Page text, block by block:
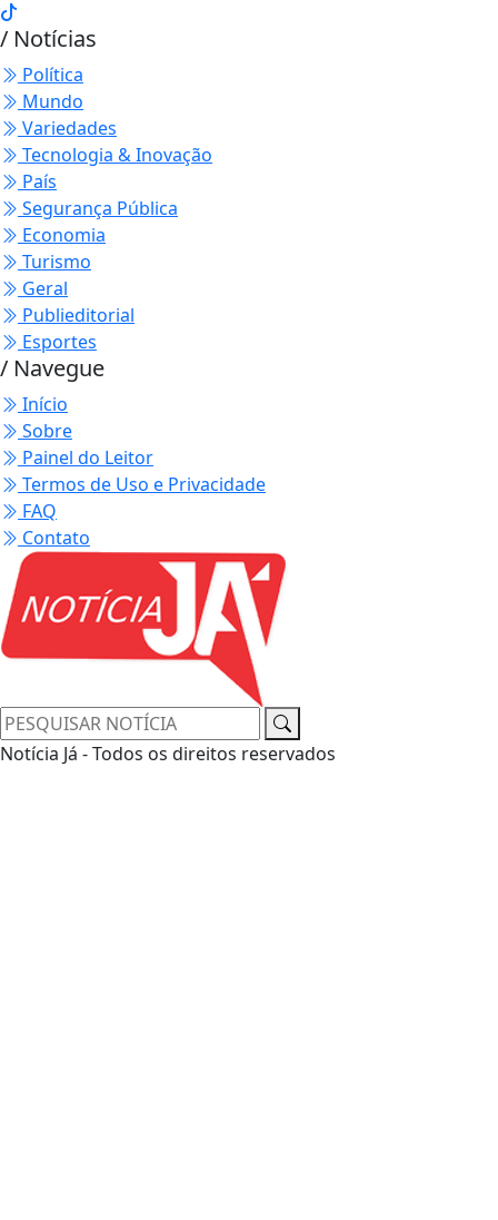
/ Notícias
Política
Mundo
Variedades
Tecnologia & Inovação
País
Segurança Pública
Economia
Turismo
Geral
Publieditorial
Esportes
/ Navegue
Início
Sobre
Painel do Leitor
Termos de Uso e Privacidade
FAQ
Contato
Notícia Já - Todos os direitos reservados